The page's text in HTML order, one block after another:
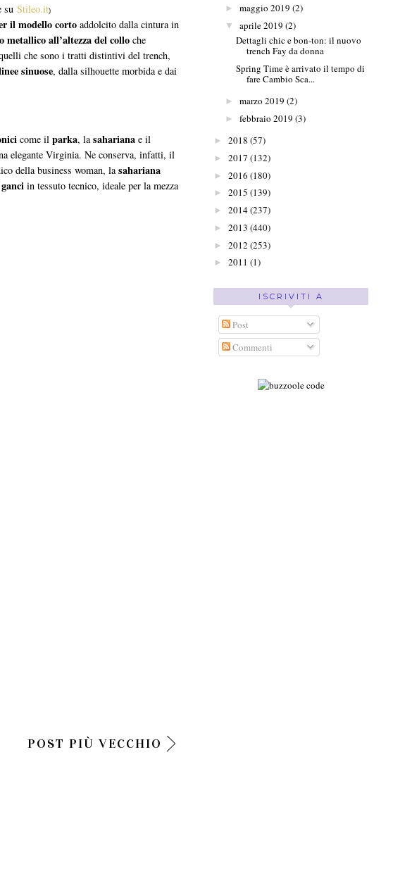
su Stileo.it)
il modello corto addolcito dalla cintura in
metallico all’altezza del collo che
che sono i tratti distintivi del trench,
sinuose, dalla silhouette morbida e dai
come il parka, la sahariana e il
elegante Virginia. Ne conserva, infatti, il
della business woman, la sahariana
in tessuto tecnico, ideale per la mezza
POST PIÙ VECCHIO
► maggio 2019 (2)
▼ aprile 2019 (2)
Dettagli chic e bon-ton: il nuovo
trench Fay da donna
Spring Time è arrivato il tempo di
fare Cambio Sca...
► marzo 2019 (2)
► febbraio 2019 (3)
► 2018 (57)
► 2017 (132)
► 2016 (180)
► 2015 (139)
► 2014(237)
► 2013 (440)
► 2012 (253)
► 2011 (1)
ISCRIVITI A
Post
Commenti